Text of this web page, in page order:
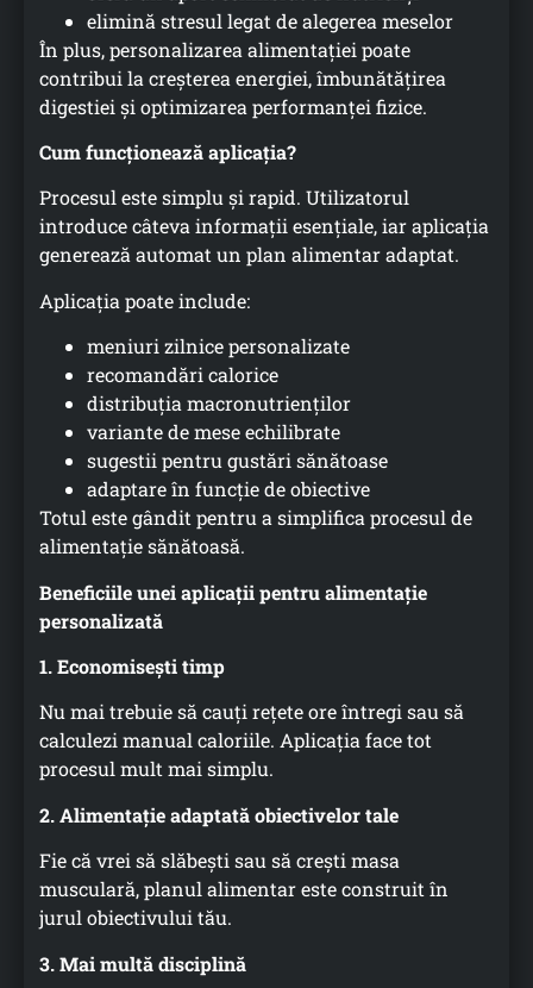
elimină stresul legat de alegerea meselor
În plus, personalizarea alimentației poate
contribui la creșterea energiei, îmbunătățirea
digestiei și optimizarea performanței fizice.
Cum funcționează aplicația?
Procesul este simplu și rapid. Utilizatorul
introduce câteva informații esențiale, iar aplicația
generează automat un plan alimentar adaptat.
Aplicația poate include:
meniuri zilnice personalizate
recomandări calorice
distribuția macronutrienților
variante de mese echilibrate
sugestii pentru gustări sănătoase
adaptare în funcție de obiective
Totul este gândit pentru a simplifica procesul de
alimentație sănătoasă.
Beneficiile unei aplicații pentru alimentație
personalizată
1. Economisești timp
Nu mai trebuie să cauți rețete ore întregi sau să
calculezi manual caloriile. Aplicația face tot
procesul mult mai simplu.
2. Alimentație adaptată obiectivelor tale
Fie că vrei să slăbești sau să crești masa
musculară, planul alimentar este construit în
jurul obiectivului tău.
3. Mai multă disciplină